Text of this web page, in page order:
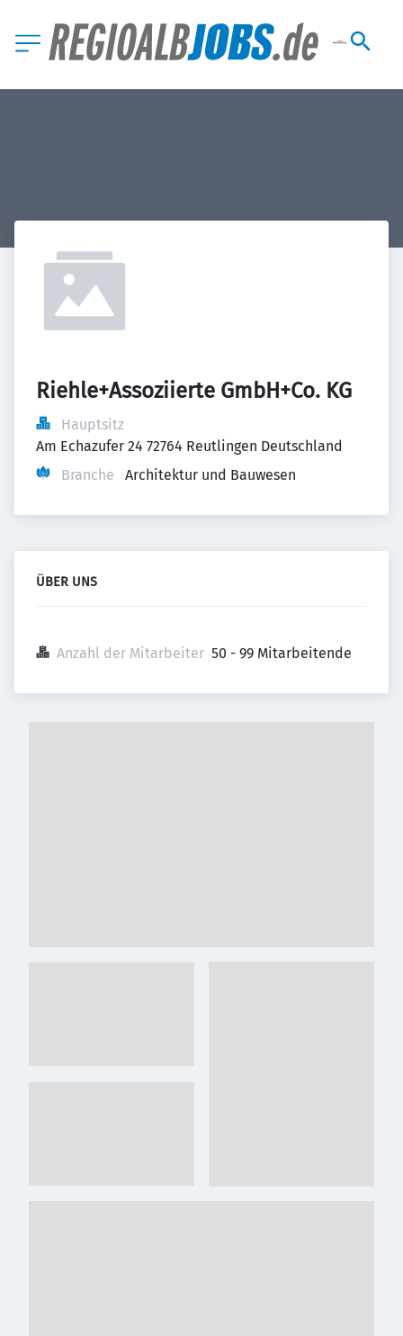
Riehle+Assoziierte GmbH+Co. KG
Hauptsitz
Am Echazufer 24 72764 Reutlingen Deutschland
Branche
Architektur und Bauwesen
ÜBER UNS
Anzahl der Mitarbeiter 50 - 99 Mitarbeitende